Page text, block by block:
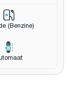
(Benzine)